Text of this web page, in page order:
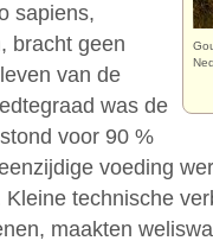
sapiens,
bracht geen
van de
was de
voor 90 %
voeding
technische
maakten